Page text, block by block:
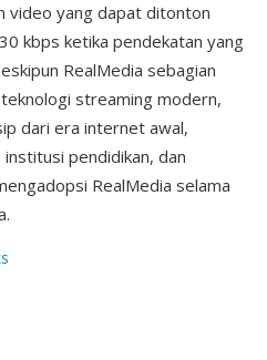
video yang dapat ditonton
kbps ketika pendekatan yang
RealMedia sebagian
streaming modern,
dari era internet awal,
pendidikan, dan
RealMedia selama